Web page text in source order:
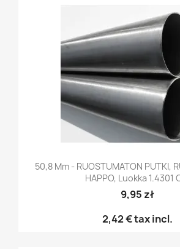
50,8 Mm - RUOSTUMATON PUTKI,
HAPPO, Luokka 1.4301
9,95 zł
2,42 €tax incl.